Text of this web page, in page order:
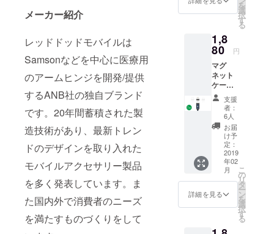
メーカー紹介
レッドドッドモバイルは
Samsonなどを中心に医療用
のアームヒンジを開発/提供
するANB社の独自ブランド
です。20年間蓄積された製
造技術があり、最新トレン
ドのデザインを取り入れた
モバイルアクセサリー製品
を多く発表しています。ま
た国内外で消費者のニーズ
を満たすものづくりをして
称：
C）、
B（略
称：
B）、
Lightnin
g（略
称：L）
のうち
から1種
類お選
びくだ
さい。
ご希望
の種類
を必ず
備考欄
に記入
してく
を
選
択
す
る
1,8
80 円
マグ
ネット
ケーブ
ル1本 +
Lightnin
gコネク
ター1個
セット
支援
者：
6人
お届
け予
定：
2019
年02
月
詳細を見る
こ
の
リ
タ
ー
ン
を
選
択
す
る